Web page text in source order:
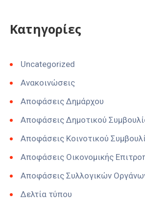
Kατηγορίες
Uncategorized
Ανακοινώσεις
Αποφάσεις Δημάρχου
Αποφάσεις Δημοτικού
Αποφάσεις Κοινοτικού
Αποφάσεις Οικονομικής
Αποφάσεις Συλλογικών
Δελτία τύπου